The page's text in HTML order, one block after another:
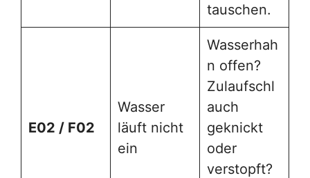
tauschen.
E02 / F02
Wasser
läuft nicht
ein
Wasserhah
n offen?
Zulaufschl
auch
geknickt
oder
verstopft?